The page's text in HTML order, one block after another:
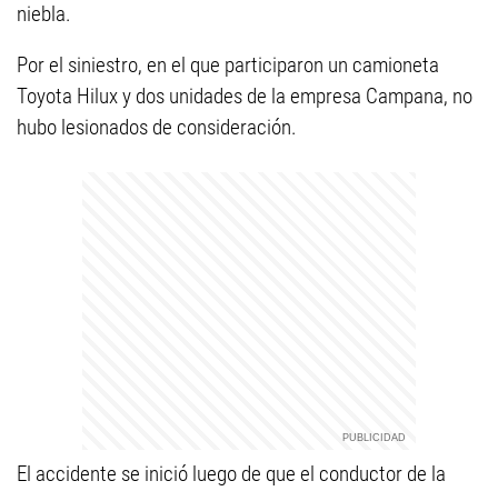
niebla.
Por el siniestro, en el que participaron un camioneta
Toyota Hilux y dos unidades de la empresa Campana, no
hubo lesionados de consideración.
El accidente se inició luego de que el conductor de la